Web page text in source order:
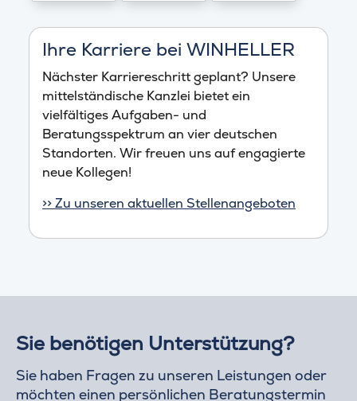
Ihre Karriere bei WINHELLER
Nächster Karriereschritt geplant? Unsere
mittelständische Kanzlei bietet ein
vielfältiges Aufgaben- und
Beratungsspektrum an vier deutschen
Standorten. Wir freuen uns auf engagierte
neue Kollegen!
>> Zu unseren aktuellen Stellenangeboten
Sie benötigen Unterstützung?
Sie haben Fragen zu unseren Leistungen oder
möchten einen persönlichen Beratungstermin